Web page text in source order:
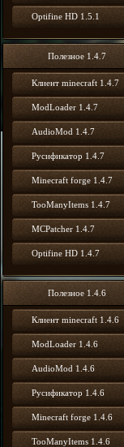
Optifine HD 1.5.1
Полезное 1.4.7
Клиент minecraft 1.4.7
ModLoader 1.4.7
AudioMod 1.4.7
Русификатор 1.4.7
Minecraft forge 1.4.7
TooManyItems 1.4.7
MCPatcher 1.4.7
Optifine HD 1.4.7
Полезное 1.4.6
Клиент minecraft 1.4.6
ModLoader 1.4.6
AudioMod 1.4.6
Русификатор 1.4.6
Minecraft forge 1.4.6
TooManyItems 1.4.6